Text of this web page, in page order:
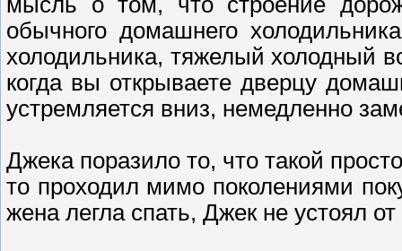
обычного домашнего
холодильника, тяжелый холодный
когда вы открываете дверцу
устремляется вниз, немедленно
Джека поразило то, что такой
то проходил мимо поколениями
жена легла спать, Джек не устоял